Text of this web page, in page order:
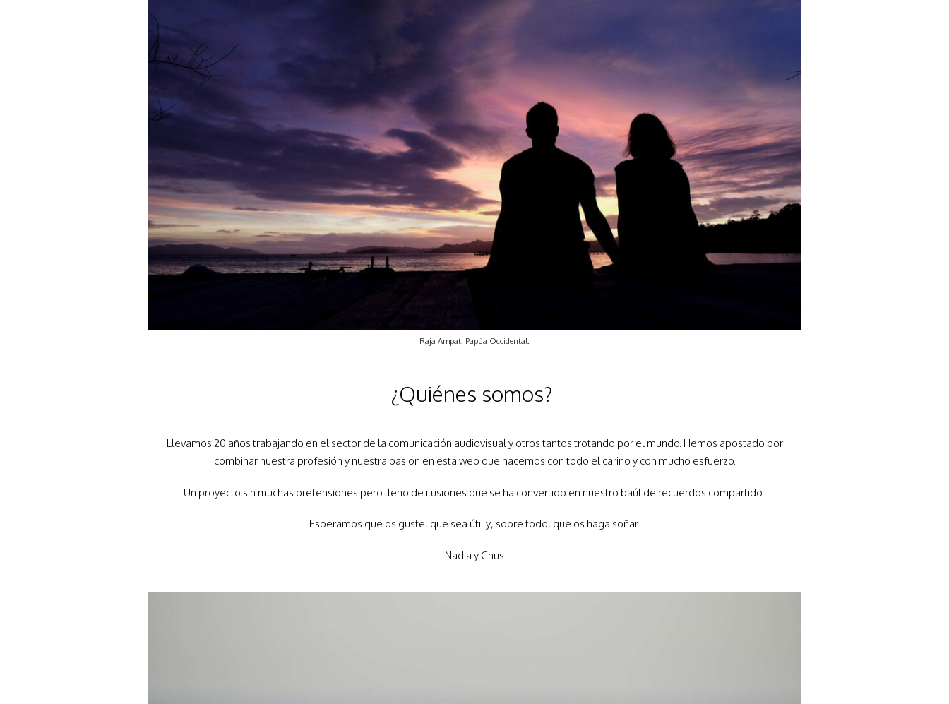
Raja Ampat. Papúa Occidental.
¿Quiénes somos?
Llevamos 20 años trabajando en el sector de la comunicación audiovisual y otros tantos trotando por el mundo. Hemos apostado por
combinar nuestra profesión y nuestra pasión en esta web que hacemos con todo el cariño y con mucho esfuerzo.
Un proyecto sin muchas pretensiones pero lleno de ilusiones que se ha convertido en nuestro baúl de recuerdos compartido.
Esperamos que os guste, que sea útil y, sobre todo, que os haga soñar.
Nadia y Chus